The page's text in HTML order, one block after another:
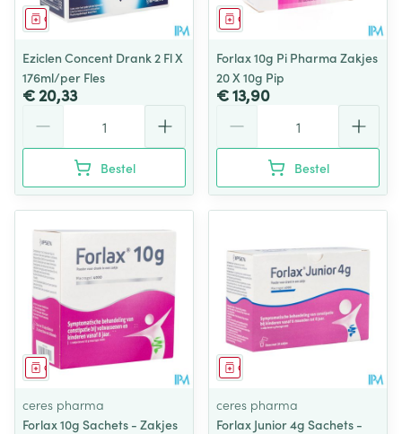
Geneesmiddel
Eziclen Concent Drank 2 Fl X
176ml/per Fles
€ 20,33
Bestel
Geneesmiddel
Forlax 10g Pi Pharma Zakjes
20 X 10g Pip
€ 13,90
Bestel
Geneesmiddel
ceres pharma
Forlax 10g Sachets - Zakjes
Geneesmiddel
ceres pharma
Forlax Junior 4g Sachets -